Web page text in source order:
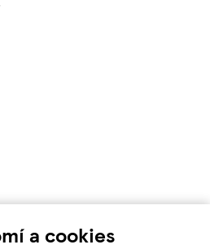
a cookies